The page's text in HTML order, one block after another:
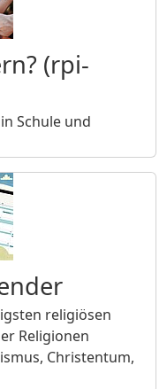
(rpi-
Schule und
religiösen
Religionen
Christentum,